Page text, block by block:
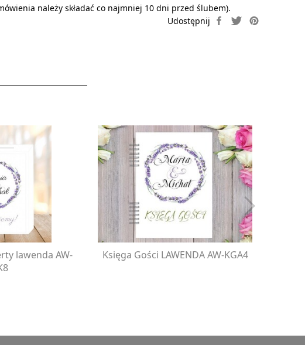
należy składać co najmniej 10 dni przed ślubem).
lawenda AW-
Księga Gości LAWENDA AW-KGA4